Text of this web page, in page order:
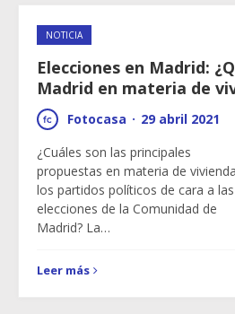
NOTICIA
Elecciones en Madrid:
Madrid en materia de
Fotocasa · 29 abril 2021
¿Cuáles son las principales
propuestas en materia de
los partidos políticos de cara a las
elecciones de la Comunidad de
Madrid? La…
Leer más